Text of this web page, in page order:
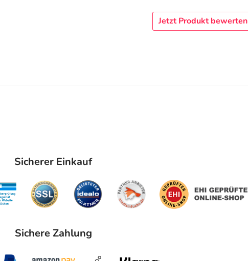
Jetzt Produkt bewerten
Sicherer Einkauf
Sichere Zahlung